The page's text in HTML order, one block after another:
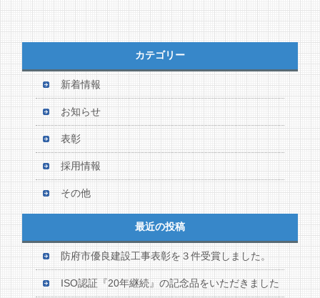
カテゴリー
新着情報
お知らせ
表彰
採用情報
その他
最近の投稿
防府市優良建設工事表彰を３件受賞しました。
ISO認証『20年継続』の記念品をいただきました